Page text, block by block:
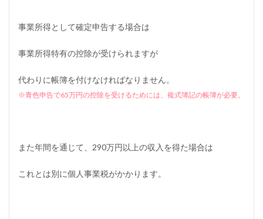
事業所得として確定申告する場合は
事業所得特有の控除が受けられますが
代わりに帳簿を付けなければなりません。
※青色申告で65万円の控除を受けるためには、複式簿記の帳簿が必要。
また年間を通じて、290万円以上の収入を得た場合は
これとは別に個人事業税がかかります。